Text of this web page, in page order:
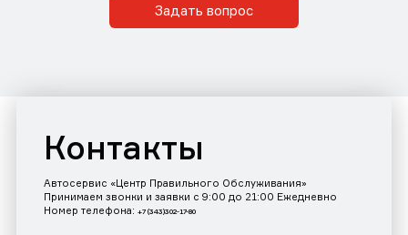
Задать вопрос
Контакты
Автосервис «Центр Правильного Обслуживания»
Принимаем звонки и заявки с 9:00 до 21:00 Ежедневно
Номер телефона: +7 (343)302-17-80